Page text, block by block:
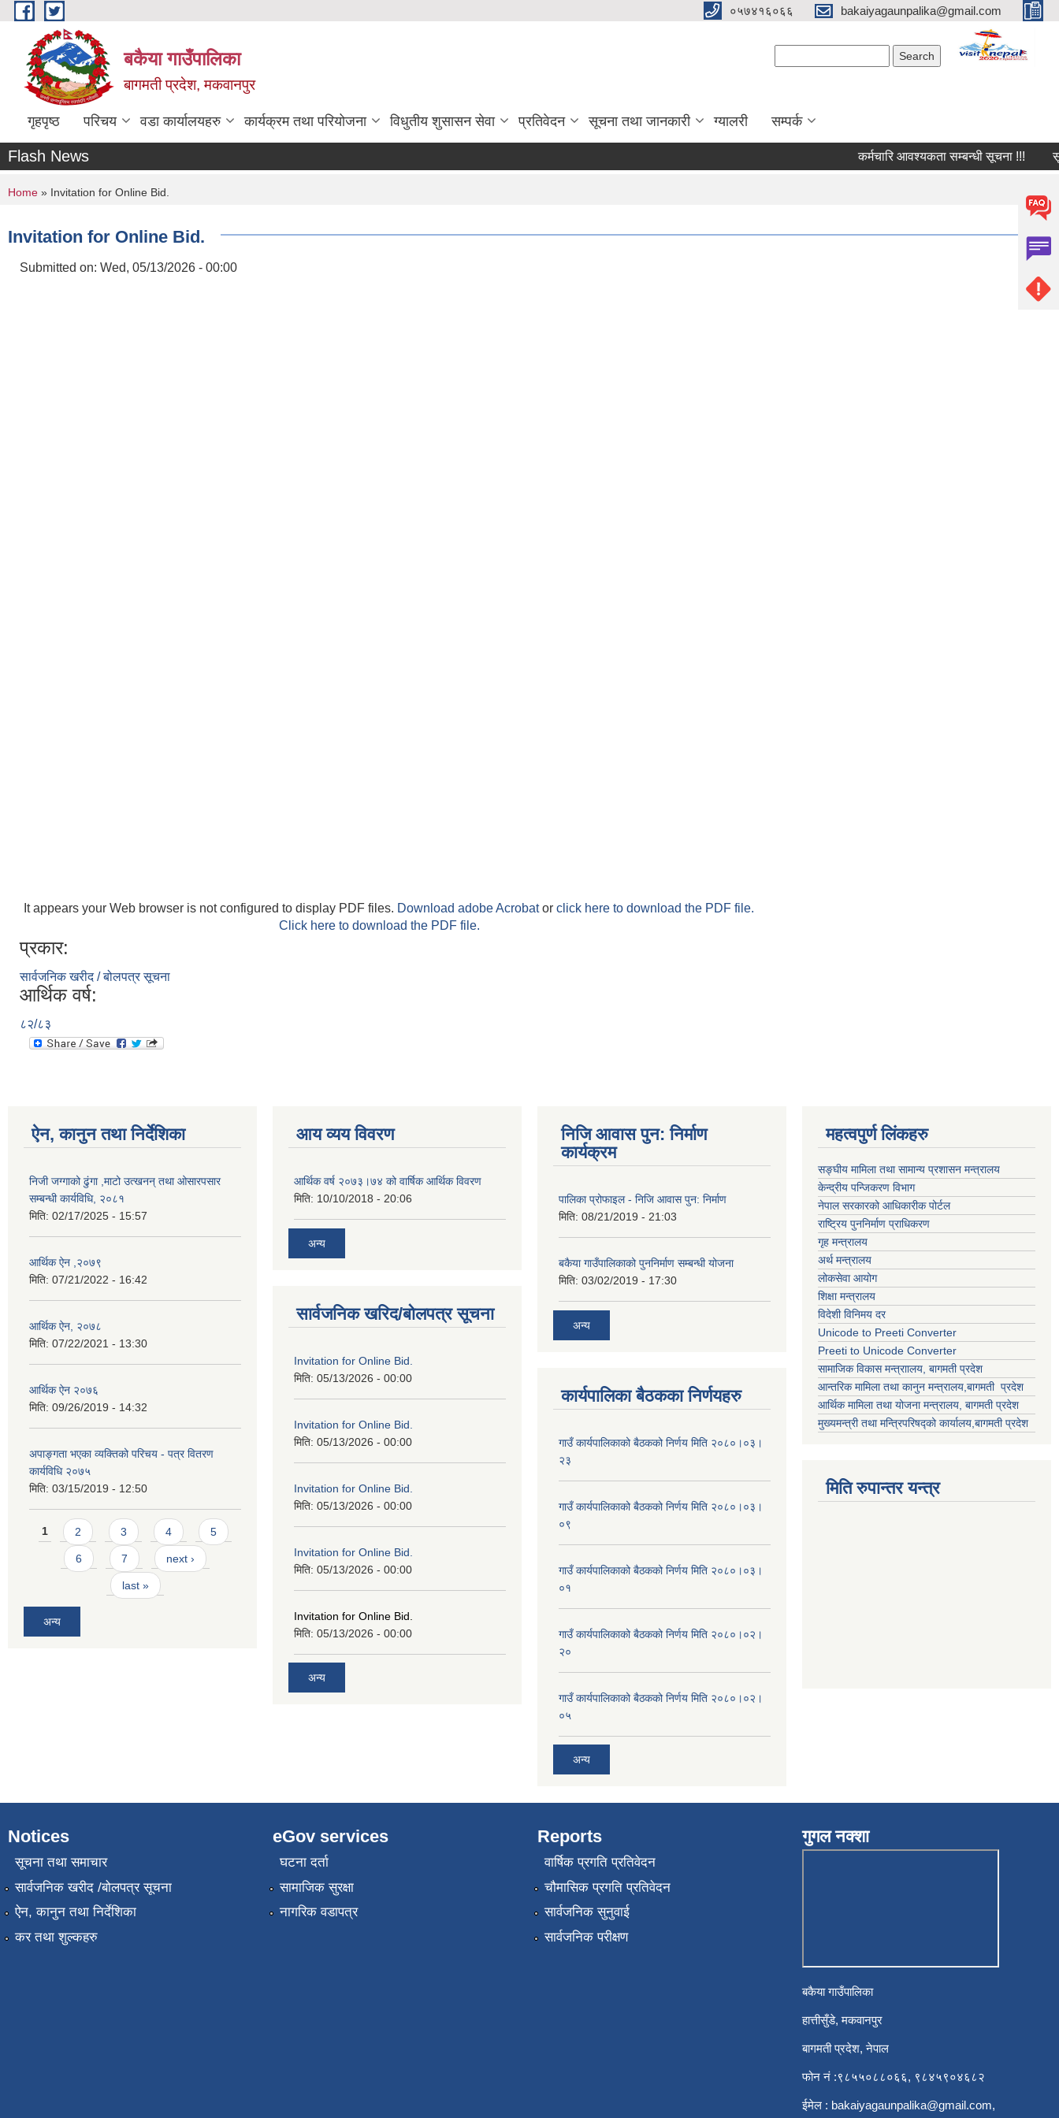
Skip to main content ०५७४१६०६६ bakaiyagaunpalika@gmail.com
बकैया गाउँपालिका
बागमती प्रदेश, मकवानपुर
गृहपृष्ठ परिचय वडा कार्यालयहरु कार्यक्रम तथा परियोजना विधुतीय शुसासन सेवा प्रतिवेदन सूचना तथा जानकारी ग्यालरी सम्पर्क
Flash News कर्मचारि आवश्यकता सम्बन्धी सूचना !!!
You are here
Home » Invitation for Online Bid.
Invitation for Online Bid.
Submitted on: Wed, 05/13/2026 - 00:00
It appears your Web browser is not configured to display PDF files. Download adobe Acrobator click here to download the PDF file.
Click here to download the PDF file.
प्रकार:
सार्वजनिक खरीद / बोलपत्र सूचना
आर्थिक वर्ष:
८२/८३
ऐन, कानुन तथा निर्देशिका
निजी जग्गाको ढुंगा ,माटो उत्खनन् तथा ओसारपसार
सम्बन्धी कार्यविधि, २०८१
मिति: 02/17/2025 - 15:57
आर्थिक ऐन ,२०७९
मिति: 07/21/2022 - 16:42
आर्थिक ऐन, २०७८
मिति: 07/22/2021 - 13:30
आर्थिक ऐन २०७६
मिति: 09/26/2019 - 14:32
अपाङ्गता भएका व्यक्तिको परिचय - पत्र वितरण
कार्यविधि २०७५
मिति: 03/15/2019 - 12:50
Pages
1 2 3 4 5
6 7 next ›
last »
अन्य
आय व्यय विवरण
आर्थिक वर्ष २०७३।७४ को वार्षिक आर्थिक विवरण
मिति: 10/10/2018 - 20:06
अन्य
सार्वजनिक खरिद/बोलपत्र सूचना
Invitation for Online Bid.
मिति: 05/13/2026 - 00:00
Invitation for Online Bid.
मिति: 05/13/2026 - 00:00
Invitation for Online Bid.
मिति: 05/13/2026 - 00:00
Invitation for Online Bid.
मिति: 05/13/2026 - 00:00
Invitation for Online Bid.
मिति: 05/13/2026 - 00:00
अन्य
निजि आवास पुन: निर्माण
कार्यक्रम
पालिका प्रोफाइल - निजि आवास पुन: निर्माण
मिति: 08/21/2019 - 21:03
बकैया गाउँपालिकाको पुननिर्माण सम्बन्धी योजना
मिति: 03/02/2019 - 17:30
अन्य
कार्यपालिका बैठकका निर्णयहरु
गाउँ कार्यपालिकाको बैठकको निर्णय मिति २०८०।०३।
२३
गाउँ कार्यपालिकाको बैठकको निर्णय मिति २०८०।०३।
०९
गाउँ कार्यपालिकाको बैठकको निर्णय मिति २०८०।०३।
०१
गाउँ कार्यपालिकाको बैठकको निर्णय मिति २०८०।०२।
२०
गाउँ कार्यपालिकाको बैठकको निर्णय मिति २०८०।०२।
०५
अन्य
महत्वपुर्ण लिंकहरु
सङ्घीय मामिला तथा सामान्य प्रशासन मन्त्रालय
केन्द्रीय पन्जिकरण विभाग
नेपाल सरकारको आधिकारीक पोर्टल
राष्ट्रिय पुननिर्माण प्राधिकरण
गृह मन्त्रालय
अर्थ मन्त्रालय
लोकसेवा आयोग
शिक्षा मन्त्रालय
विदेशी विनिमय दर
Unicode to Preeti Converter
Preeti to Unicode Converter
सामाजिक विकास मन्त्राालय, बागमती प्रदेश
आन्तरिक मामिला तथा कानुन मन्त्रालय,बागमती प्रदेश
आर्थिक मामिला तथा योजना मन्त्रालय, बागमती प्रदेश
मुख्यमन्त्री तथा मन्त्रिपरिषद्को कार्यालय,बागमती प्रदेश
मिति रुपान्तर यन्त्र
Notices
सूचना तथा समाचार
सार्वजनिक खरीद /बोलपत्र सूचना
ऐन, कानुन तथा निर्देशिका
कर तथा शुल्कहरु
eGov services
घटना दर्ता
सामाजिक सुरक्षा
नागरिक वडापत्र
Reports
वार्षिक प्रगति प्रतिवेदन
चौमासिक प्रगति प्रतिवेदन
सार्वजनिक सुनुवाई
सार्वजनिक परीक्षण
गुगल नक्शा
बकैया गाउँपालिका
हात्तीसुँडे, मकवानपुर
बागमती प्रदेश, नेपाल
फोन नं :९८५५०८८०६६, ९८४५९०४६८२
ईमेल : bakaiyagaunpalika@gmail.com,